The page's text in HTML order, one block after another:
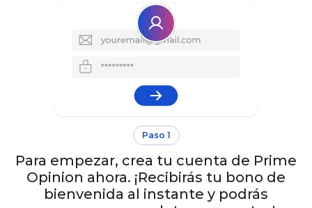
Paso 1
Para empezar, crea tu cuenta de Prime
Opinion ahora. ¡Recibirás tu bono de
bienvenida al instante y podrás